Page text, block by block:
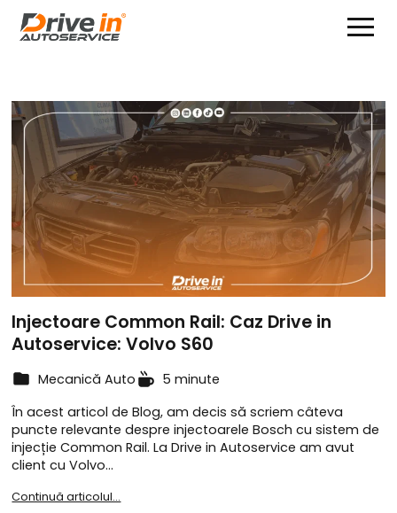
Injectoare Common Rail: Caz Drive in
Autoservice: Volvo S60
Mecanică Auto
5 minute
În acest articol de Blog, am decis să scriem câteva
puncte relevante despre injectoarele Bosch cu sistem de
injecție Common Rail. La Drive in Autoservice am avut
client cu Volvo…
Continuă articolul...